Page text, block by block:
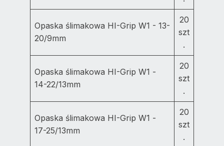
Opaska ślimakowa HI-Grip W1 - 13-
20/9mm
20
szt
.
Opaska ślimakowa HI-Grip W1 -
14-22/13mm
20
szt
.
Opaska ślimakowa HI-Grip W1 -
17-25/13mm
20
szt
.